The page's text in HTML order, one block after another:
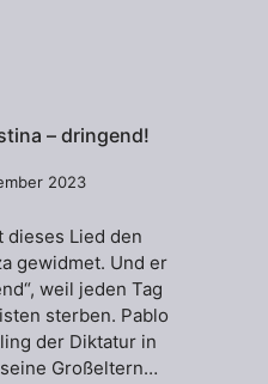
– dringend!
2023
dieses Lied den
gewidmet. Und er
weil jeden Tag
sterben. Pablo
der Diktatur in
Großeltern…